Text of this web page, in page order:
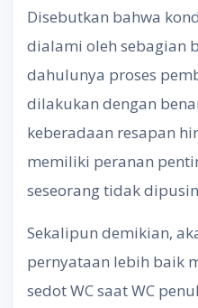
Disebutkan bahwa
dialami oleh sebagian
dahulunya proses
dilakukan dengan
keberadaan resapan
memiliki peranan
seseorang tidak
Sekalipun demikian,
pernyataan lebih baik
sedot WC saat WC